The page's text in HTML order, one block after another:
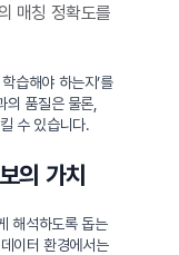
매칭 정확도를
습해야 하는지’를
의 품질은 물론,
수 있습니다.
의 가치
해석하도록 돕는
이터 환경에서는